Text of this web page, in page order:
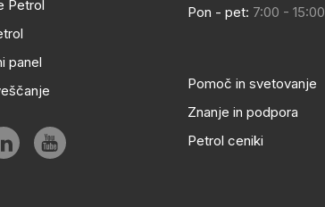
Petrol
panel
Pon - pet: 7:00 - 15:00
Pomoč in svetovanje
Znanje in podpora
Petrol ceniki